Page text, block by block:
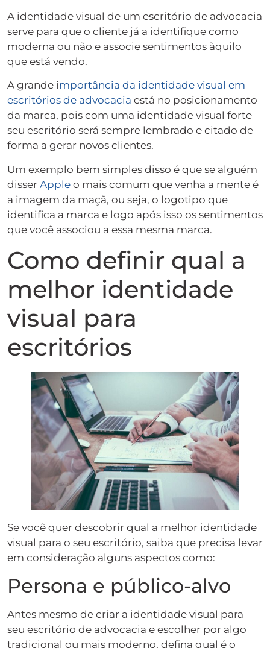
A identidade visual de um escritório de advocacia
serve para que o cliente já a identifique como
moderna ou não e associe sentimentos àquilo
que está vendo.
A grande importância da identidade visual em
escritórios de advocacia está no posicionamento
da marca, pois com uma identidade visual forte
seu escritório será sempre lembrado e citado de
forma a gerar novos clientes.
Um exemplo bem simples disso é que se alguém
disser Apple o mais comum que venha a mente é
a imagem da maçã, ou seja, o logotipo que
identifica a marca e logo após isso os sentimentos
que você associou a essa mesma marca.
Como definir qual a
melhor identidade
visual para
escritórios
Se você quer descobrir qual a melhor identidade
visual para o seu escritório, saiba que precisa levar
em consideração alguns aspectos como:
Persona e público-alvo
Antes mesmo de criar a identidade visual para
seu escritório de advocacia e escolher por algo
tradicional ou mais moderno, defina qual é o